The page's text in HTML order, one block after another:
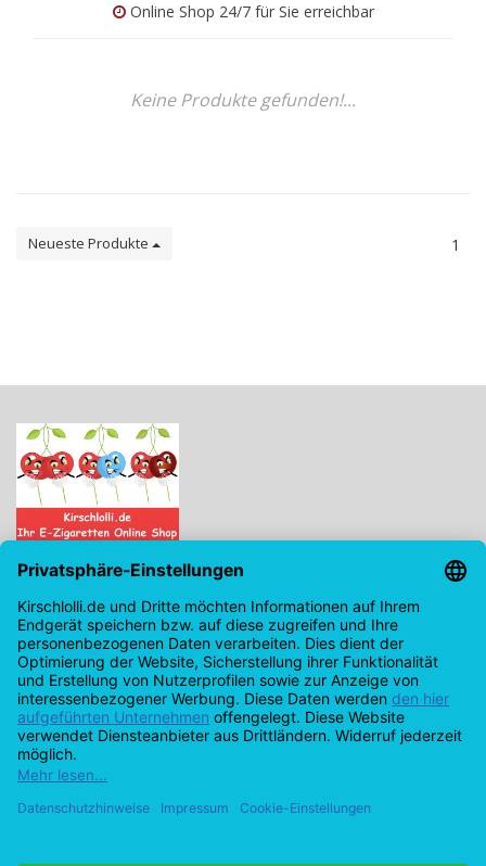
Online Shop 24/7 für Sie erreichbar
Keine Produkte gefunden!...
Neueste Produkte 1
Kirschlolli.de - Ihr E-Zigaretten Online Shop
Kirchplatz 7, 96114 Hirschaid
0171 - 6124207
info@kirschlolli.de
USt-IdNr.: DE321609131
Kundendienst